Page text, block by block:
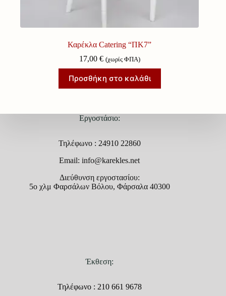
Καρέκλα Catering “ΠΚ7”
17,00 € (χωρίς ΦΠΑ)
Προσθήκη στο καλάθι
Εργοστάσιο:
Τηλέφωνο : 24910 22860
Email: info@karekles.net
Διεύθυνση εργοστασίου:
5ο χλμ Φαρσάλων Βόλου, Φάρσαλα 40300
Έκθεση:
Τηλέφωνο : 210 661 9678